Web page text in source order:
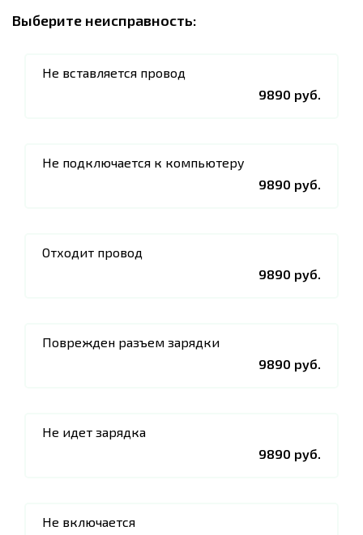
Выберите неисправность:
Не вставляется провод
9890 руб.
Не подключается к компьютеру
9890 руб.
Отходит провод
9890 руб.
Поврежден разъем зарядки
9890 руб.
Не идет зарядка
9890 руб.
Не включается